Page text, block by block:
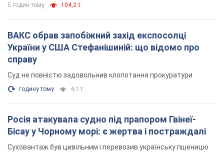
5 годин тому 104,2 т.
ВАКС обрав запобіжний захід експосолці
України у США Стефанішиній: що відомо про
справу
Суд не повністю задовольнив клопотання прокуратури
годину тому 4,1 т.
Росія атакувала судно під прапором Гвінеї-
Бісау у Чорному морі: є жертва і постраждалі
Суховантаж був цивільним і перевозив українську пшеницю